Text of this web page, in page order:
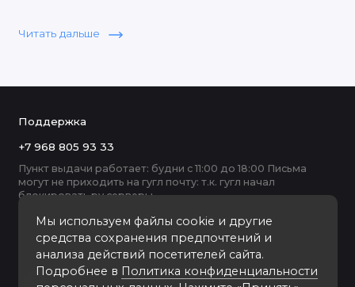
ручную на Итальянском оборудовании, мы продаём
Читать дальше
Мы используем файлы cookie и другие
средства сохранения предпочтений и
анализа действий посетителей сайта.
Подробнее в Политика конфиденциальности
Поддержка
+7 968 805 93 33
Пункт выдачи работает: будни с 11:00 до 18:00 Письма
могут не приходить на гугл почту: т.к. гугл начал
блокировать ру серверы